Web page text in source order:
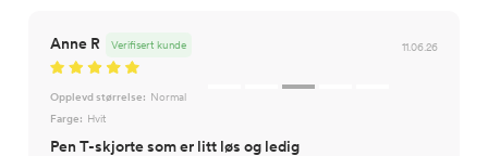
Anne R 11.06.26
Verifisert kunde
Opplevd størrelse: Normal
Farge: Hvit
Pen T-skjorte som er litt løs og ledig